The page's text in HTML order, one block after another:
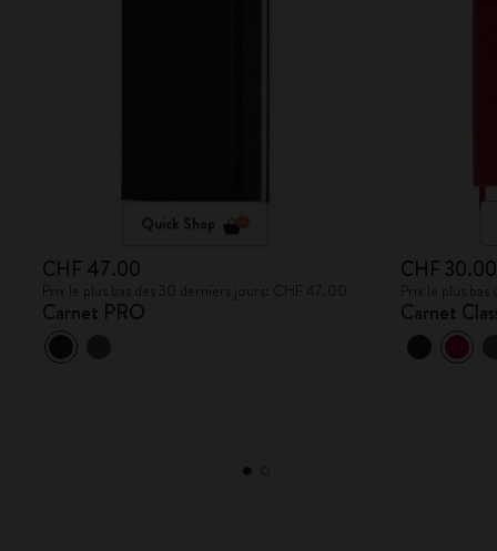
Quick Shop
CHF 47.00
Carnet PRO
CHF 30.00
Carnet